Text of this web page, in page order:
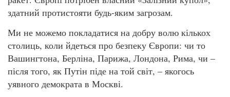
здатний протистояти будь-яким загрозам.
Ми не можемо покладатися на добру волю кількох
столиць, коли йдеться про безпеку Європи: чи то
Вашингтона, Берліна, Парижа, Лондона, Рима, чи –
після того, як Путін піде на той світ, – якогось
уявного демократа в Москві.